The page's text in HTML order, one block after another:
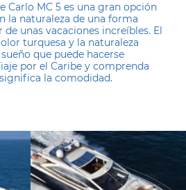
Carlo MC 5 es una gran opción
la naturaleza de una forma
unas vacaciones increíbles. El
turquesa y la naturaleza
que puede hacerse
por el Caribe y comprenda
la comodidad.